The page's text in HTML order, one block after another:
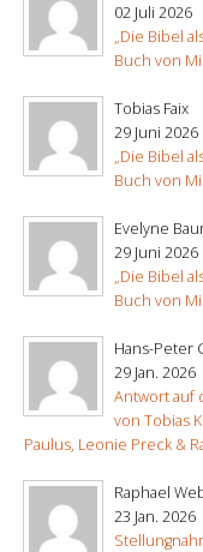
02 Juli 2026
„Die Bibel
Buch von
Tobias Faix
29 Juni 2026
„Die Bibel
Buch von
Evelyne
29 Juni 2026
„Die Bibel
Buch von
Hans-Peter
29 Jan. 2026
Antwort auf
von Tobias
Paulus, Leonie Preck &
Raphael
23 Jan. 2026